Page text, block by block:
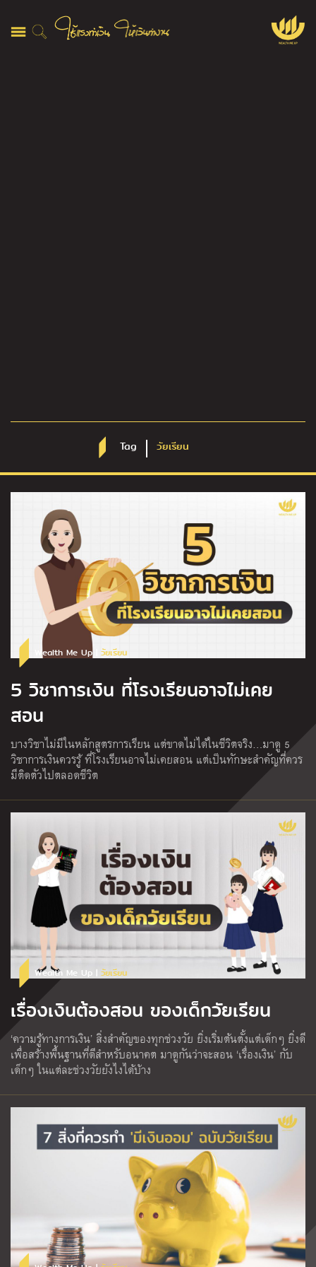
Tag วัยเรียน
Wealth Me Up | วัยเรียน
5 วิชาการเงิน ที่โรงเรียนอาจไม่เคย
สอน
บางวิชาไม่มีในหลักสูตรการเรียน แต่ขาดไม่ได้ในชีวิตจริง…มาดู 5
วิชาการเงินควรรู้ ที่โรงเรียนอาจไม่เคยสอน แต่เป็นทักษะสำคัญที่ควร
มีติดตัวไปตลอดชีวิต
Wealth Me Up | วัยเรียน
เรื่องเงินต้องสอน ของเด็กวัยเรียน
‘ความรู้ทางการเงิน’ สิ่งสำคัญของทุกช่วงวัย ยิ่งเริ่มต้นตั้งแต่เด็กๆ ยิ่งดี
เพื่อสร้างพื้นฐานที่ดีสำหรับอนาคต มาดูกันว่าจะสอน ‘เรื่องเงิน’ กับ
เด็กๆ ในแต่ละช่วงวัยยังไงได้บ้าง